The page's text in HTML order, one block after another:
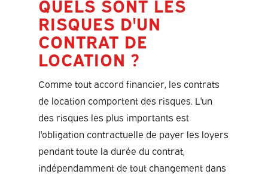
QUELS SONT LES
RISQUES D'UN
CONTRAT DE
LOCATION ?
Comme tout accord financier, les contrats
de location comportent des risques. L'un
des risques les plus importants est
l'obligation contractuelle de payer les loyers
pendant toute la durée du contrat,
indépendamment de tout changement dans